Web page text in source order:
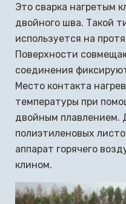
Это сварка нагретым
двойного шва. Такой
используется на
Поверхности
соединения
Место контакта
температуры при
двойным плавлением.
полиэтиленовых
аппарат горячего
клином.